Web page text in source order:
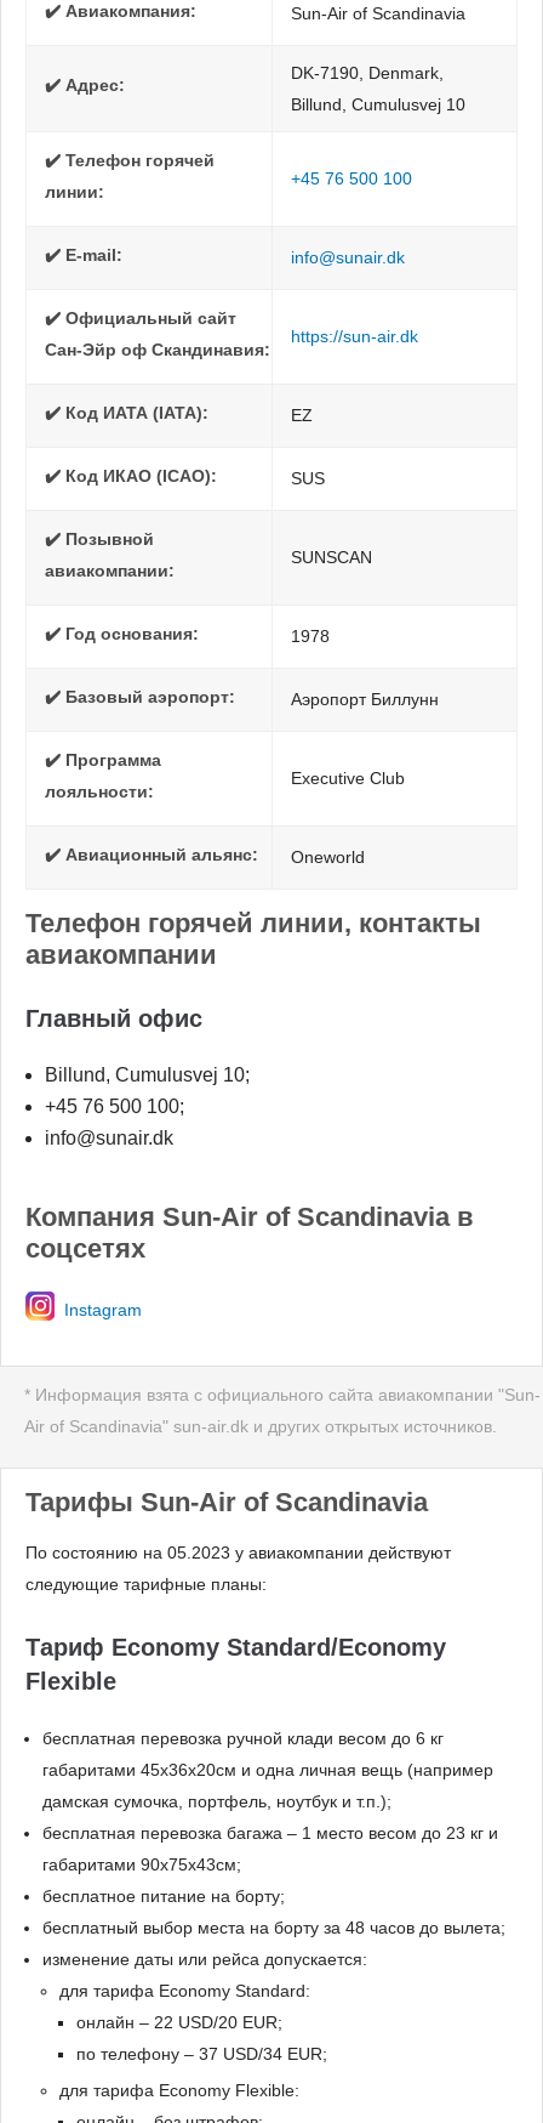
✔️ Авиакомпания: Sun-Air of Scandinavia
✔️ Адрес:
DK-7190, Denmark,
Billund, Cumulusvej 10
✔️ Телефон горячей
линии:
+45 76 500 100
✔️ E-mail: info@sunair.dk
✔️ Официальный сайт
Сан-Эйр оф Скандинавия:
https://sun-air.dk
✔️ Код ИАТА (IATA): EZ
✔️ Код ИКАО (ICAO): SUS
✔️ Позывной
авиакомпании:
SUNSCAN
✔️ Год основания: 1978
✔️ Базовый аэропорт: Аэропорт Биллунн
✔️ Программа
лояльности:
Executive Club
✔️ Авиационный альянс: Oneworld
Телефон горячей линии, контакты
авиакомпании
Главный офис
Billund, Cumulusvej 10;
+45 76 500 100;
info@sunair.dk
Компания Sun-Air of Scandinavia в
соцсетях
Instagram
* Информация взята с официального сайта авиакомпании "Sun-
Air of Scandinavia" sun-air.dk и других открытых источников.
Тарифы Sun-Air of Scandinavia
По состоянию на 05.2023 у авиакомпании действуют
следующие тарифные планы:
Тариф Economy Standard/Economy
Flexible
бесплатная перевозка ручной клади весом до 6 кг
габаритами 45x36х20см и одна личная вещь (например
дамская сумочка, портфель, ноутбук и т.п.);
бесплатная перевозка багажа – 1 место весом до 23 кг и
габаритами 90х75х43см;
бесплатное питание на борту;
бесплатный выбор места на борту за 48 часов до вылета;
изменение даты или рейса допускается:
для тарифа Economy Standard:
онлайн – 22 USD/20 EUR;
по телефону – 37 USD/34 EUR;
для тарифа Economy Flexible: